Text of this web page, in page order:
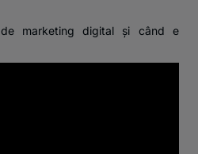
marketing digital și când e